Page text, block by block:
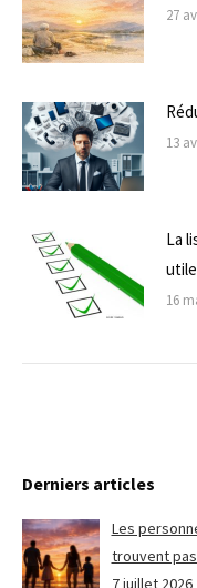
27
13
La
16
Derniers articles
Les
trouvent
7 juillet 2026